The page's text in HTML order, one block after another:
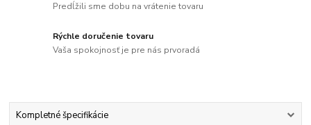
Predĺžili sme dobu na vrátenie tovaru
Rýchle doručenie tovaru
Vaša spokojnosť je pre nás prvoradá
Kompletné špecifikácie